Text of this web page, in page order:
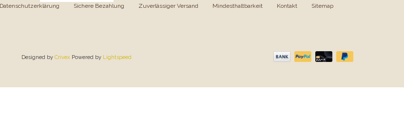
Datenschutzerklärung Sichere Bezahlung Zuverlässiger Versand Mindesthaltbarkeit Kontakt Sitemap
Designed by Crivex Powered by Lightspeed